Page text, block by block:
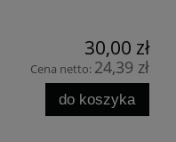
30,00 zł
Cena netto: 24,39 zł
do koszyka